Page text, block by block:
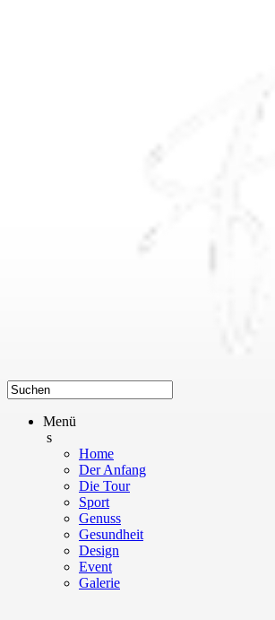
Menü
s
Home
Der Anfang
Die Tour
Sport
Genuss
Gesundheit
Design
Event
Galerie